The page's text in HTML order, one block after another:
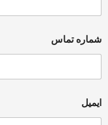
تماس